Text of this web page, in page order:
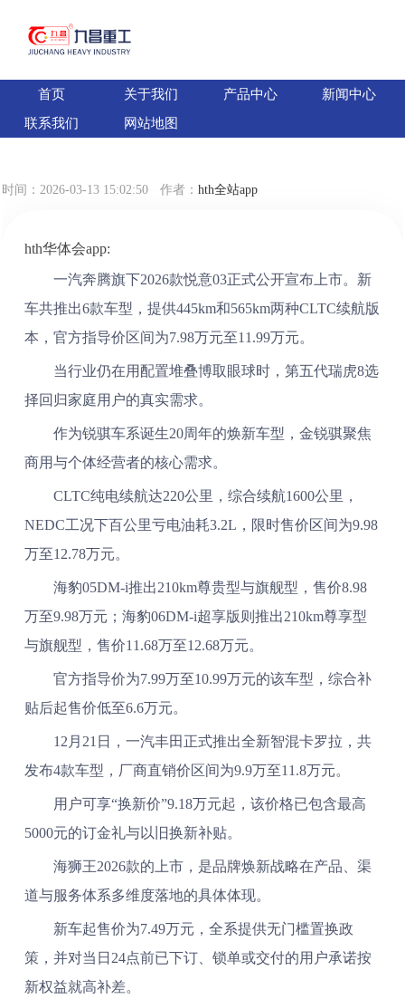
首页 关于我们 产品中心
新闻中心
联系我们
网站地图
hth全站app:【新车新闻】最新汽车新闻图片
时间：2026-03-13 15:02:50 作者：hth全站app
hth华体会app:
一汽奔腾旗下2026款悦意03正式公开宣布上市。新
车共推出6款车型，提供445km和565km两种CLTC续航版
本，官方指导价区间为7.98万元至11.99万元。
当行业仍在用配置堆叠博取眼球时，第五代瑞虎8选
择回归家庭用户的真实需求。
作为锐骐车系诞生20周年的焕新车型，金锐骐聚焦
商用与个体经营者的核心需求。
CLTC纯电续航达220公里，综合续航1600公里，
NEDC工况下百公里亏电油耗3.2L，限时售价区间为9.98
万至12.78万元。
海豹05DM-i推出210km尊贵型与旗舰型，售价8.98
万至9.98万元；海豹06DM-i超享版则推出210km尊享型
与旗舰型，售价11.68万至12.68万元。
官方指导价为7.99万至10.99万元的该车型，综合补
贴后起售价低至6.6万元。
12月21日，一汽丰田正式推出全新智混卡罗拉，共
发布4款车型，厂商直销价区间为9.9万至11.8万元。
用户可享“换新价”9.18万元起，该价格已包含最高
5000元的订金礼与以旧换新补贴。
海狮王2026款的上市，是品牌焕新战略在产品、渠
道与服务体系多维度落地的具体体现。
新车起售价为7.49万元，全系提供无门槛置换政
策，并对当日24点前已下订、锁单或交付的用户承诺按
新权益就高补差。